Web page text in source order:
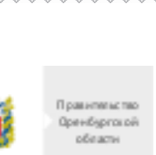
Министерство
культуры
Российской
федерации